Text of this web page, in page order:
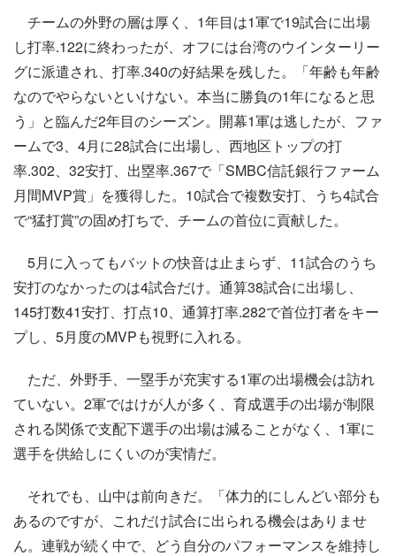
チームの外野の層は厚く、1年目は1軍で19試合に出場
し打率.122に終わったが、オフには台湾のウインターリー
グに派遣され、打率.340の好結果を残した。「年齢も年齢
なのでやらないといけない。本当に勝負の1年になると思
う」と臨んだ2年目のシーズン。開幕1軍は逃したが、ファ
ームで3、4月に28試合に出場し、西地区トップの打
率.302、32安打、出塁率.367で「SMBC信託銀行ファーム
月間MVP賞」を獲得した。10試合で複数安打、うち4試合
で“猛打賞”の固め打ちで、チームの首位に貢献した。
5月に入ってもバットの快音は止まらず、11試合のうち
安打のなかったのは4試合だけ。通算38試合に出場し、
145打数41安打、打点10、通算打率.282で首位打者をキー
プし、5月度のMVPも視野に入れる。
ただ、外野手、一塁手が充実する1軍の出場機会は訪れ
ていない。2軍ではけが人が多く、育成選手の出場が制限
される関係で支配下選手の出場は減ることがなく、1軍に
選手を供給しにくいのが実情だ。
それでも、山中は前向きだ。「体力的にしんどい部分も
あるのですが、これだけ試合に出られる機会はありませ
ん。連戦が続く中で、どう自分のパフォーマンスを維持し